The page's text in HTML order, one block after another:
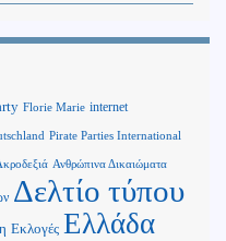
Florie Marie internet
Pirate Parties International
Ανθρώπινα Δικαιώματα
Δελτίο τύπου
Εκλογές Ελλάδα